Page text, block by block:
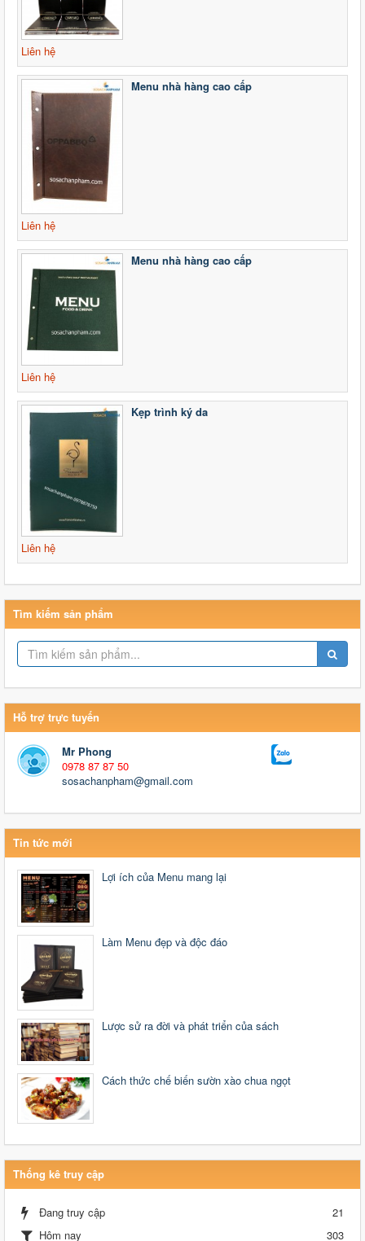
Liên hệ
Menu nhà hàng cao cấp
Liên hệ
Menu nhà hàng cao cấp
Liên hệ
Kẹp trình ký da
Liên hệ
Tìm kiếm sản phẩm
Hỗ trợ trực tuyến
Mr Phong
0978 87 87 50
sosachanpham@gmail.com
Tin tức mới
Lợi ích của Menu mang lại
Làm Menu đẹp và độc đáo
Lược sử ra đời và phát triển của sách
Cách thức chế biến sườn xào chua ngọt
Thống kê truy cập
Đang truy cập
21
Hôm nay
303